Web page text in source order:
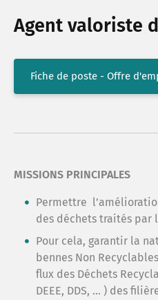
Agent valoriste
Fiche de poste - Offre
MISSIONS PRINCIPALES
Permettre
des déchets traités par
Pour cela, garantir la
bennes Non
flux des Déchets
DEEE, DDS, … ) des